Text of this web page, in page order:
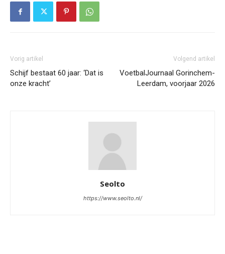
Vorig artikel
Schijf bestaat 60 jaar: ‘Dat is
onze kracht’
Volgend artikel
VoetbalJournaal Gorinchem-
Leerdam, voorjaar 2026
Seolto
https://www.seolto.nl/